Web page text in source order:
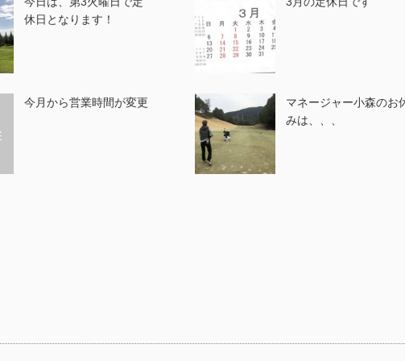
休日となります！
今月から営業時間が変更
マネージャー小森のお
みは、、、